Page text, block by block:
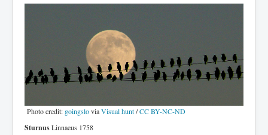
Familie
Historie
Literatuur
Photo credit: goingsloviaVisual hunt/CC BY-NC-ND
SturnusLinnaeus 1758